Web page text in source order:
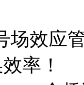
场效应
率！